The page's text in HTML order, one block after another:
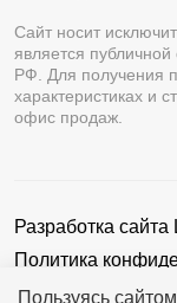
Пользуясь
Сайт носит
является
РФ. Для получения
характеристиках и
офис продаж.
Разработка сайта
Политика